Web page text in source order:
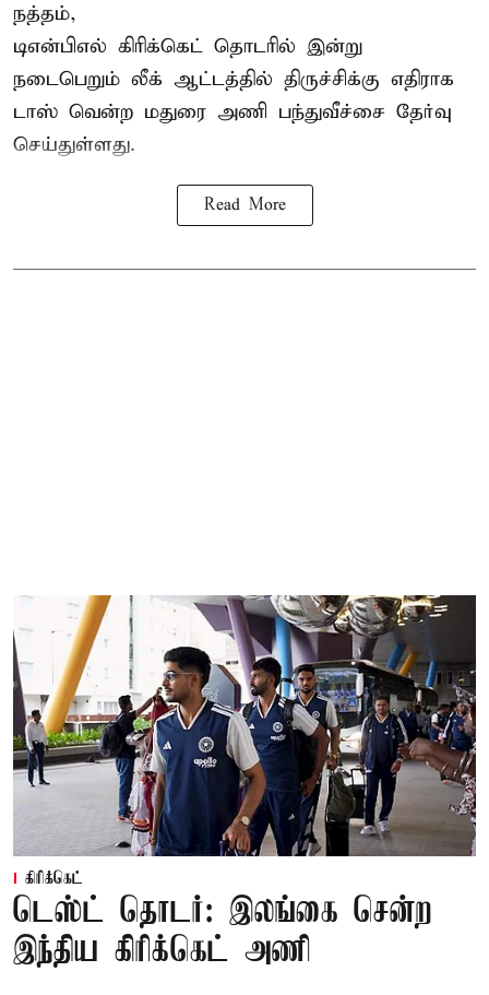
நத்தம்,
டிஎன்பிஎல் கிரிக்கெட் தொடரில் இன்று
நடைபெறும் லீக் ஆட்டத்தில் திருச்சிக்கு எதிராக
டாஸ் வென்ற மதுரை அணி பந்துவீச்சை தேர்வு
செய்துள்ளது.
Read More
கிரிக்கெட்
டெஸ்ட் தொடர்: இலங்கை சென்ற
இந்திய கிரிக்கெட் அணி